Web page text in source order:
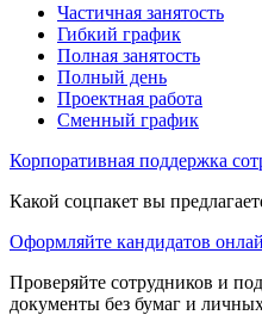
Частичная занятость
Гибкий график
Полная занятость
Полный день
Проектная работа
Сменный график
Корпоративная поддержка
Какой соцпакет вы
Оформляйте кандидатов
Проверяйте сотрудников и
документы без бумаг и